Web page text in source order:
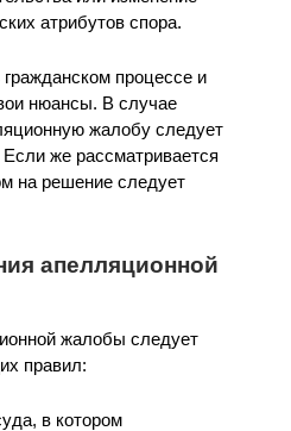
атрибутов спора.
процессе и
нюансы. В случае
жалобу следует
же рассматривается
на решение следует
апелляционной
жалобы следует
правил:
в котором